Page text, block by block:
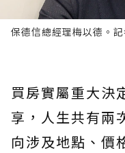
保德信總經理梅以德。
買房實屬重大決
享，人生共有兩
向涉及地點、價